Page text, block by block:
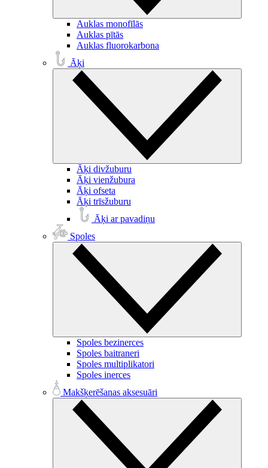
Auklas monofīlās
Auklas pītās
Auklas fluorokarbona
Āķi
Āķi divžuburu
Āķi vienžubura
Āķi ofseta
Āķi trīsžuburu
Āķi ar pavadiņu
Spoles
Spoles bezinerces
Spoles baitraneri
Spoles multiplikatori
Spoles inerces
Makšķerēšanas aksesuāri